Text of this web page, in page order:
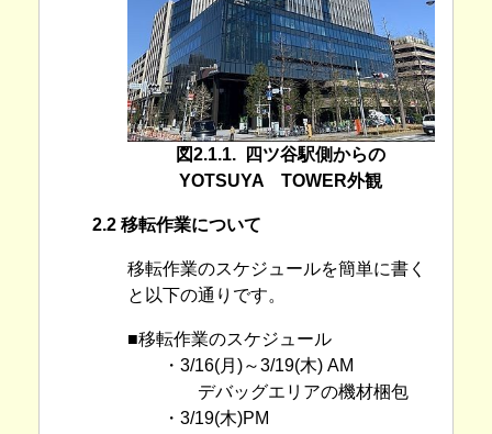
図2.1.1. 四ツ谷駅側からの
YOTSUYA TOWER外観
2.2 移転作業について
移転作業のスケジュールを簡単に書く
と以下の通りです。
■移転作業のスケジュール
・3/16(月)～3/19(木) AM
デバッグエリアの機材梱包
・3/19(木)PM